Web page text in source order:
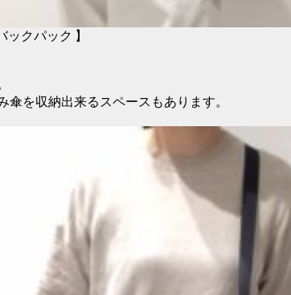
ックパック 】
を収納出来るスペースもあります。